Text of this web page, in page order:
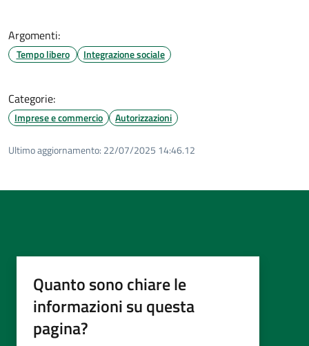
Argomenti:
Tempo libero Integrazione sociale
Categorie:
Imprese e commercio Autorizzazioni
Ultimo aggiornamento: 22/07/2025 14:46.12
Quanto sono chiare le
informazioni su questa
pagina?